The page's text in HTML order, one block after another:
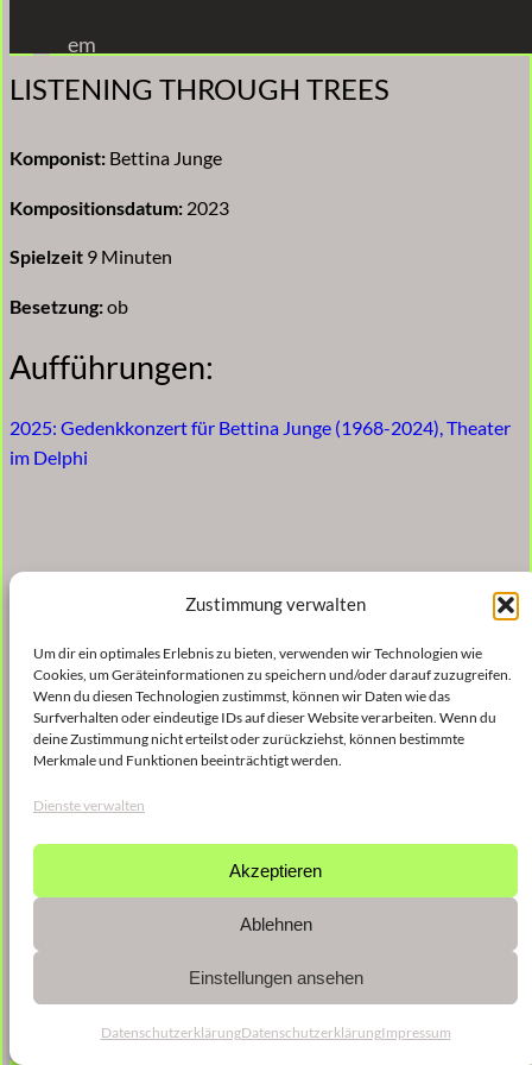
Zustimmung verwalten
Um dir ein optimales Erlebnis zu bieten, verwenden wir Technologien wie
Cookies, um Geräteinformationen zu speichern und/oder darauf zuzugreifen.
Wenn du diesen Technologien zustimmst, können wir Daten wie das
Surfverhalten oder eindeutige IDs auf dieser Website verarbeiten. Wenn du
deine Zustimmung nicht erteilst oder zurückziehst, können bestimmte
Merkmale und Funktionen beeinträchtigt werden.
Dienste verwalten
Akzeptieren
Ablehnen
Einstellungen ansehen
DatenschutzerklärungDatenschutzerklärungImpressum
Inhalt
springen
em
LISTENING THROUGH TREES
Komponist: Bettina Junge
Kompositionsdatum: 2023
Spielzeit 9 Minuten
Besetzung:ob
Aufführungen:
2025: Gedenkkonzert für Bettina Junge (1968-2024), Theater
im Delphi